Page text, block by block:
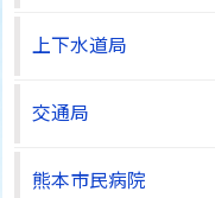
上下水道局
交通局
熊本市民病院